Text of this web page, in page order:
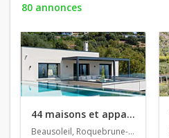
80 annonces
44 maisons et appartements en vente
Beausoleil, Roquebrune-Cap-Martin, Èze